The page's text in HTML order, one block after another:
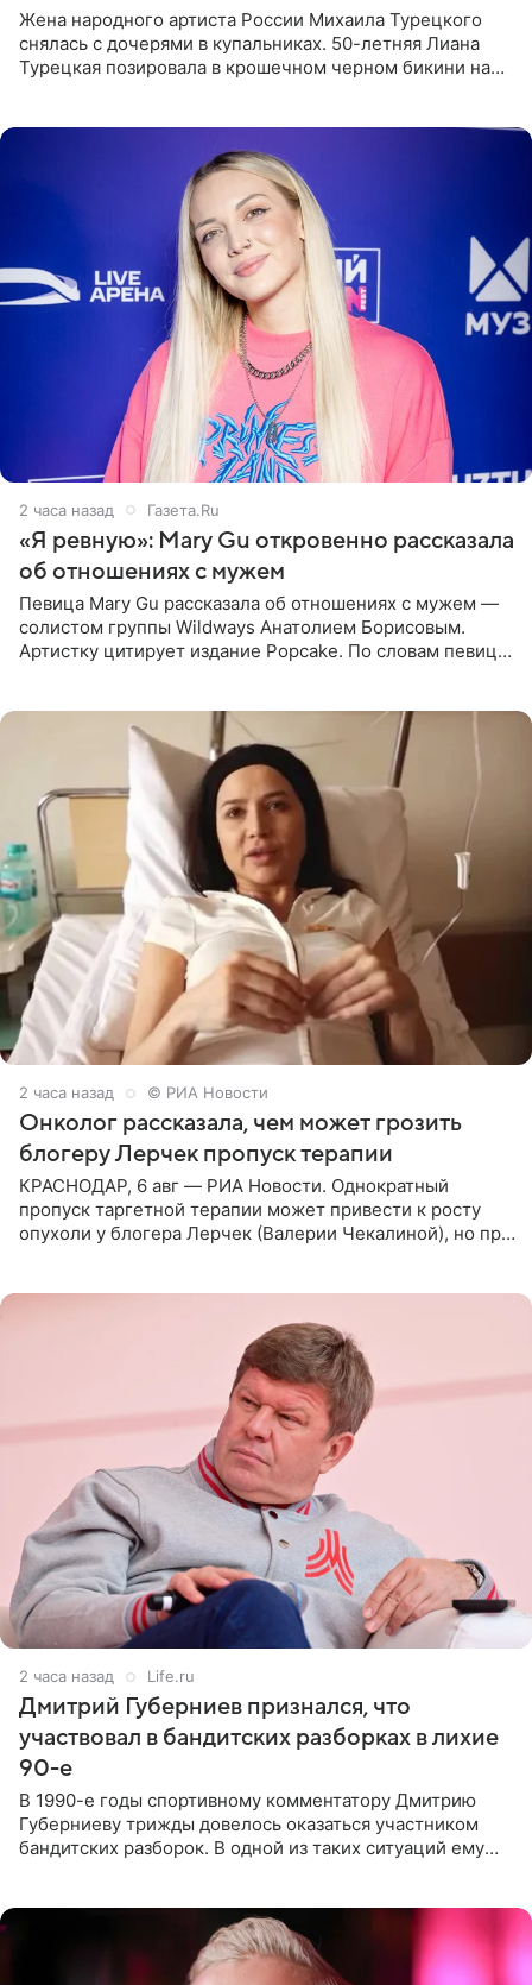
Жена народного артиста России Михаила Турецкого
снялась с дочерями в купальниках. 50-летняя Лиана
Турецкая позировала в крошечном черном бикини на
2 часа назад Газета.Ru
«Я ревную»: Mary Gu откровенно рассказала
об отношениях с мужем
Певица Mary Gu рассказала об отношениях с мужем —
солистом группы Wildways Анатолием Борисовым.
Артистку цитирует издание Popcake. По словам певицы,
2 часа назад © РИА Новости
Онколог рассказала, чем может грозить
блогеру Лерчек пропуск терапии
КРАСНОДАР, 6 авг — РИА Новости. Однократный
пропуск таргетной терапии может привести к росту
опухоли у блогера Лерчек (Валерии Чекалиной), но при
2 часа назад Life.ru
Дмитрий Губерниев признался, что
участвовал в бандитских разборках в лихие
90-е
В 1990-е годы спортивному комментатору Дмитрию
Губерниеву трижды довелось оказаться участником
бандитских разборок. В одной из таких ситуаций ему